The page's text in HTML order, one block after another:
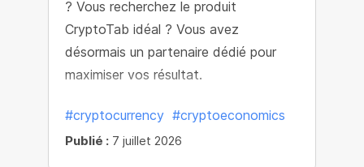
? Vous recherchez le produit
CryptoTab idéal ? Vous avez
désormais un partenaire dédié pour
maximiser vos résultat.
#cryptocurrency #cryptoeconomics
Publié : 7 juillet 2026